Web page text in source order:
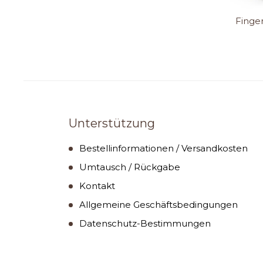
Unterstützung
Bestellinformationen / Versandkosten
Umtausch / Rückgabe
Kontakt
Allgemeine Geschäftsbedingungen
Datenschutz-Bestimmungen